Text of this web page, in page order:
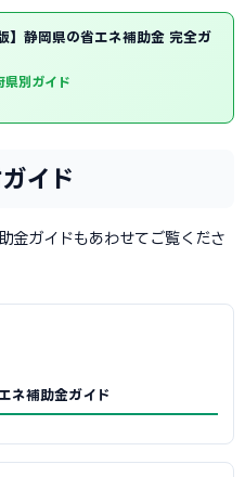
】静岡県の省エネ補助金 完全ガ
県別ガイド
イド
金ガイドもあわせてご覧くださ
ネ補助金ガイド